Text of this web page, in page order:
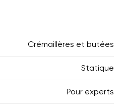
Crémaillères et butées
Statique
Pour experts